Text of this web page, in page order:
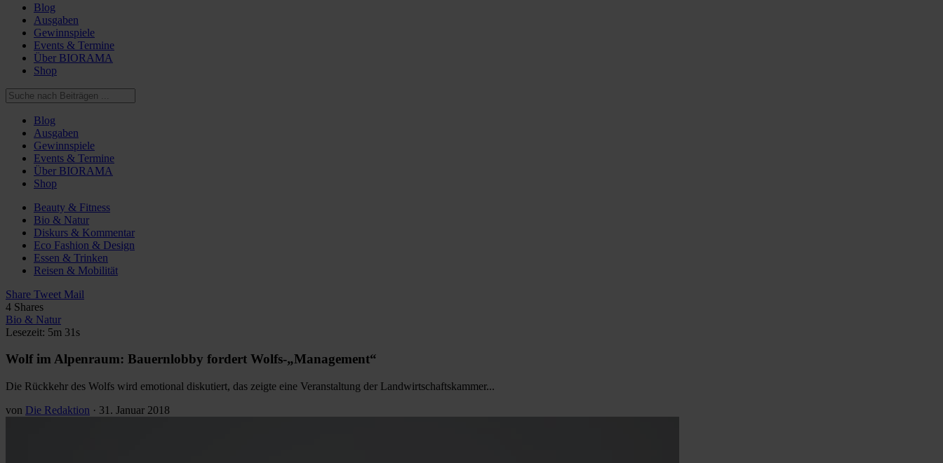
Blog
Ausgaben
Gewinnspiele
Events & Termine
Über BIORAMA
Shop
Blog
Ausgaben
Gewinnspiele
Events & Termine
Über BIORAMA
Shop
Beauty & Fitness
Bio & Natur
Diskurs & Kommentar
Eco Fashion & Design
Essen & Trinken
Reisen & Mobilität
Share Tweet Mail
4 Shares
Bio & Natur
Lesezeit: 5m 31s
Wolf im Alpenraum: Bauernlobby fordert Wolfs-„Management“
Die Rückkehr des Wolfs wird emotional diskutiert, das zeigte eine Veranstaltung der Landwirtschaftskammer...
von Die Redaktion · 31. Januar 2018